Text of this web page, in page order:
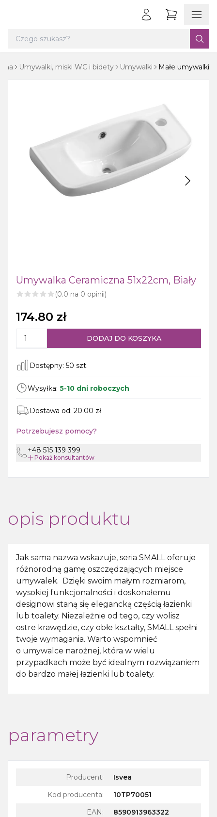
Umywalki, miski WC i bidety Umywalki Małe umywalki
Umywalka Ceramiczna 51x22cm, Biały
(0.0 na 0 opinii)
174.80 zł
DODAJ DO KOSZYKA
Dostępny: 50 szt.
Wysyłka: 5-10 dni roboczych
Dostawa od: 20.00 zł
Potrzebujesz pomocy?
+48 515 139 399
Pokaż konsultantów
opis produktu
Jak sama nazwa wskazuje, seria SMALL oferuje
różnorodną gamę oszczędzających miejsce
umywalek. Dzięki swoim małym rozmiarom,
wysokiej funkcjonalności i doskonałemu
designowi staną się elegancką częścią łazienki
lub toalety. Niezależnie od tego, czy wolisz
ostre krawędzie, czy obłe kształty, SMALL spełni
twoje wymagania. Warto wspomnieć
o umywalce narożnej, która w wielu
przypadkach może być idealnym rozwiązaniem
do bardzo małej łazienki lub toalety.
parametry
Producent:
Isvea
Kod producenta:
10TP70051
EAN:
8590913963322